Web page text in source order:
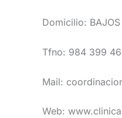
Domicilio:
Tfno: 984 399
Mail:
Web: